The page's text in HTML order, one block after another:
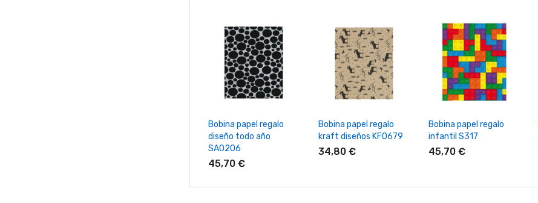
+ Añadir Al Carrito
Bobina papel regalo
diseño todo año
SA0206
45,70 €
+ Añadir Al Carrito
Bobina papel regalo
kraft diseños KF0679
34,80 €
+ Añadir Al Carrito
Bobina papel regalo
infantil S317
45,70 €